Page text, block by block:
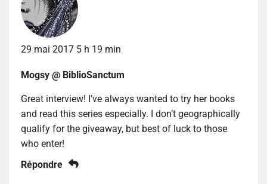
29 mai 2017 5 h 19 min
Mogsy @ BiblioSanctum
Great interview! I’ve always wanted to try her books
and read this series especially. I don’t geographically
qualify for the giveaway, but best of luck to those
who enter!
Répondre